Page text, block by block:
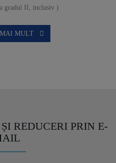
gradul II, inclusiv )
MULT
REDUCERI PRIN E-